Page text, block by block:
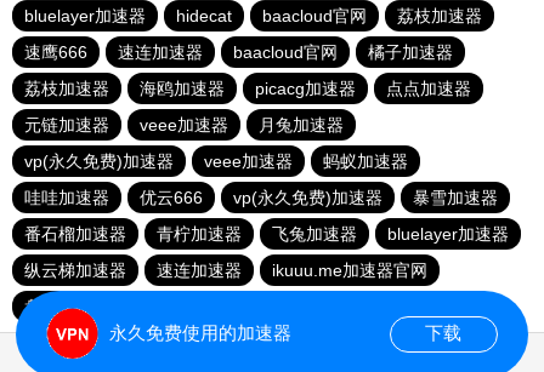
bluelayer加速器
hidecat baacloud官网
荔枝加速器
速鹰666
速连加速器 baacloud官网
橘子加速器
荔枝加速器
海鸥加速器 picacg加速器
点点加速器
元链加速器
veee加速器
月兔加速器
vp(永久免费)加速器
veee加速器
蚂蚁加速器
哇哇加速器
优云666 vp(永久免费)加速器
暴雪加速器
番石榴加速器
青柠加速器 飞兔加速器
bluelayer加速器
纵云梯加速器
速连加速器
ikuuu.me加速器官网
盘古加速器
永久免费使用的加速器 下载